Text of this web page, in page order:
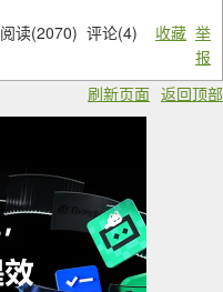
阅读(2070) 评论(4) 收藏 举
报
刷新页面 返回顶部